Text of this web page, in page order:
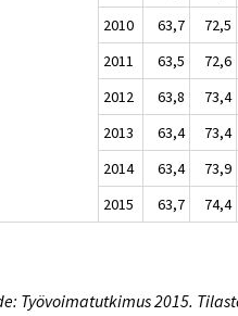
2010
63,7 72,5
2011
63,5 72,6
2012
63,8 73,4
2013
63,4 73,4
2014
63,4 73,9
2015
63,7 74,4
Työvoimatutkimus 2015.